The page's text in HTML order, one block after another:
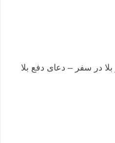
در سفر – دعای دفع بلا